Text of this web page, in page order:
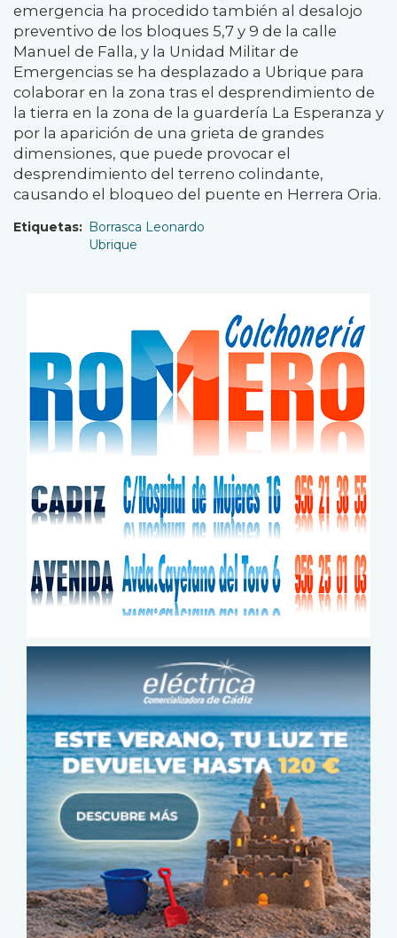
emergencia ha procedido también al desalojo
preventivo de los bloques 5,7 y 9 de la calle
Manuel de Falla, y la Unidad Militar de
Emergencias se ha desplazado a Ubrique para
colaborar en la zona tras el desprendimiento de
la tierra en la zona de la guardería La Esperanza y
por la aparición de una grieta de grandes
dimensiones, que puede provocar el
desprendimiento del terreno colindante,
causando el bloqueo del puente en Herrera Oria.
Etiquetas
Borrasca Leonardo
Ubrique